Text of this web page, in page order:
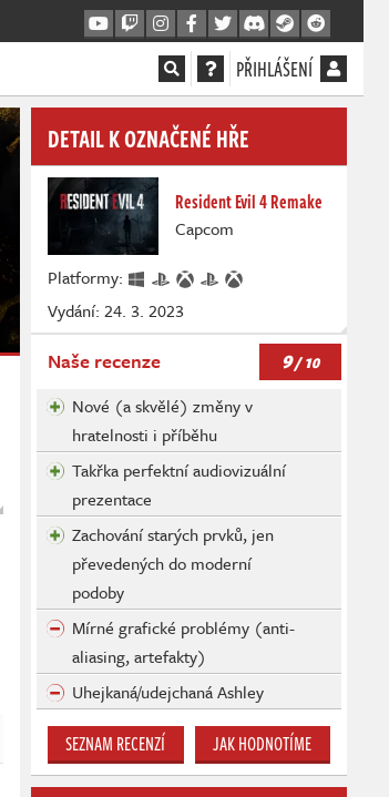
PŘIHLÁŠENÍ
DETAIL K OZNAČENÉ HŘE
Resident Evil 4 Remake
Capcom
Platformy:
Vydání: 24. 3. 2023
Naše recenze 9/ 10
Nové (a skvělé) změny v
hratelnosti i příběhu
Takřka perfektní audiovizuální
prezentace
Zachování starých prvků, jen
převedených do moderní
podoby
Mírné grafické problémy (anti-
aliasing, artefakty)
Uhejkaná/udejchaná Ashley
SEZNAM RECENZÍ JAK HODNOTÍME